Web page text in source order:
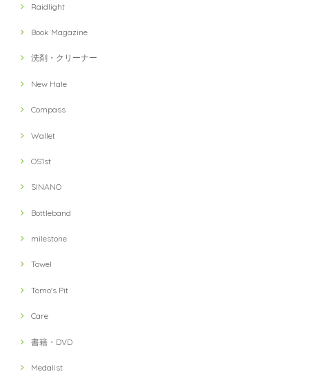
Raidlight
Book Magazine
洗剤・クリーナー
New Hale
Compass
Wallet
OS1st
SINANO
Bottleband
milestone
Towel
Tomo's Pit
Care
書籍・DVD
Medalist